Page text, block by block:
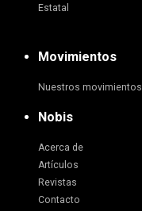
Estatal
Movimientos
Nuestros movimientos
Nobis
Acerca de
Artículos
Revistas
Contacto